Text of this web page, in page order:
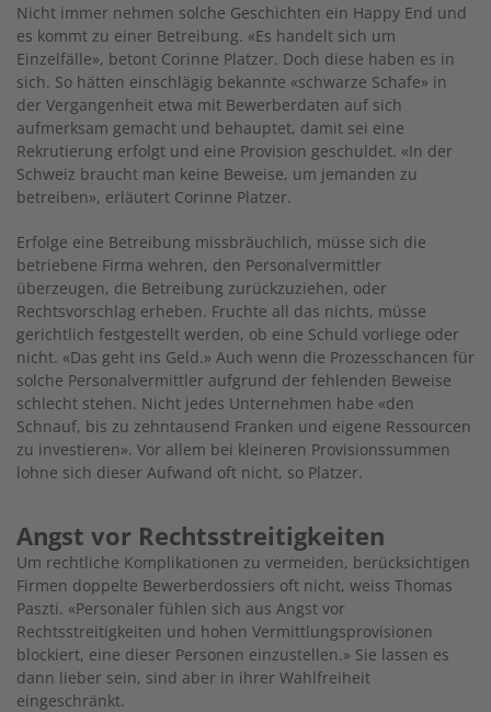
Nicht immer nehmen solche Geschichten ein Happy End und
es kommt zu einer Betreibung. «Es handelt sich um
Einzelfälle», betont Corinne Platzer. Doch diese haben es in
sich. So hätten einschlägig bekannte «schwarze Schafe» in
der Vergangenheit etwa mit Bewerberdaten auf sich
aufmerksam gemacht und behauptet, damit sei eine
Rekrutierung erfolgt und eine Provision geschuldet. «In der
Schweiz braucht man keine Beweise, um jemanden zu
betreiben», erläutert Corinne Platzer.
Erfolge eine Betreibung missbräuchlich, müsse sich die
betriebene Firma wehren, den Personalvermittler
überzeugen, die Betreibung zurückzuziehen, oder
Rechtsvorschlag erheben. Fruchte all das nichts, müsse
gerichtlich festgestellt werden, ob eine Schuld vorliege oder
nicht. «Das geht ins Geld.» Auch wenn die Prozesschancen für
solche Personalvermittler aufgrund der fehlenden Beweise
schlecht stehen. Nicht jedes Unternehmen habe «den
Schnauf, bis zu zehntausend Franken und eigene Ressourcen
zu investieren». Vor allem bei kleineren Provisionssummen
lohne sich dieser Aufwand oft nicht, so Platzer.
Angst vor Rechtsstreitigkeiten
Um rechtliche Komplikationen zu vermeiden, berücksichtigen
Firmen doppelte Bewerberdossiers oft nicht, weiss Thomas
Paszti. «Personaler fühlen sich aus Angst vor
Rechtsstreitigkeiten und hohen Vermittlungsprovisionen
blockiert, eine dieser Personen einzustellen.» Sie lassen es
dann lieber sein, sind aber in ihrer Wahlfreiheit
eingeschränkt.